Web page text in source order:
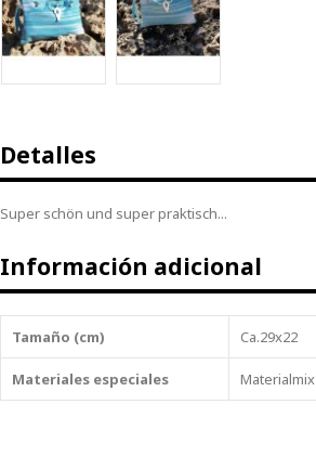
Detalles
Super schön und super praktisch...
Información adicional
Tamaño (cm) Ca.29x22
Materiales especiales Materialmix